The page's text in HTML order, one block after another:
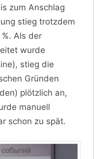
zum Anschlag
stieg trotzdem
Als der
wurde
stieg die
Gründen
plötzlich an,
manuell
schon zu spät.